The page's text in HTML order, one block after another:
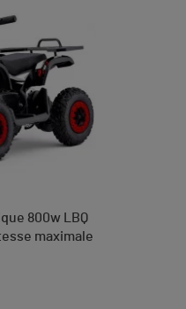
800w LBQ
maximale